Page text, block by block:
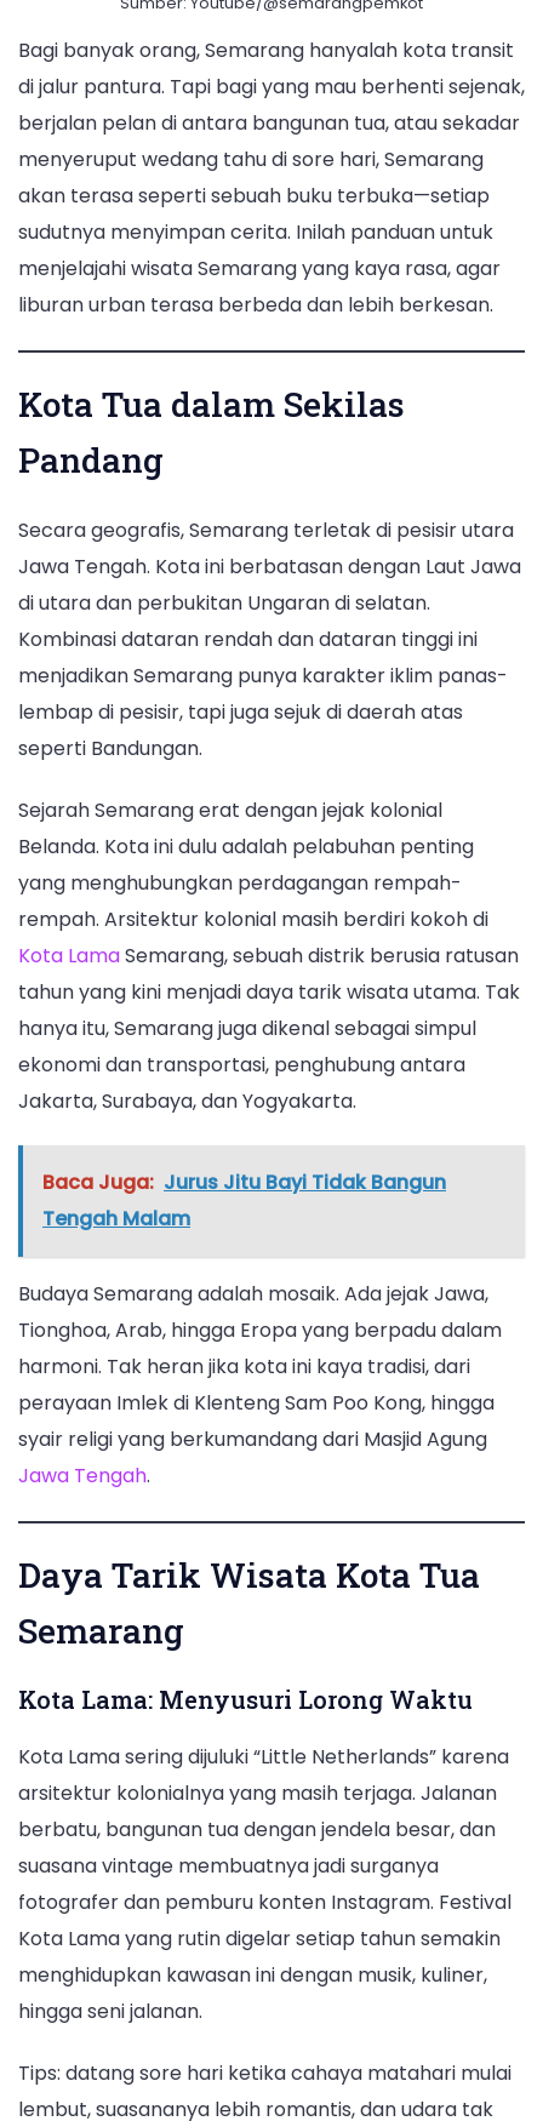
Bagi banyak orang, Semarang hanyalah kota transit
di jalur pantura. Tapi bagi yang mau berhenti sejenak,
berjalan pelan di antara bangunan tua, atau sekadar
menyeruput wedang tahu di sore hari, Semarang
akan terasa seperti sebuah buku terbuka—setiap
sudutnya menyimpan cerita. Inilah panduan untuk
menjelajahi wisata Semarang yang kaya rasa, agar
liburan urban terasa berbeda dan lebih berkesan.
Kota Tua dalam Sekilas
Pandang
Secara geografis, Semarang terletak di pesisir utara
Jawa Tengah. Kota ini berbatasan dengan Laut Jawa
di utara dan perbukitan Ungaran di selatan.
Kombinasi dataran rendah dan dataran tinggi ini
menjadikan Semarang punya karakter iklim panas-
lembap di pesisir, tapi juga sejuk di daerah atas
seperti Bandungan.
Sejarah Semarang erat dengan jejak kolonial
Belanda. Kota ini dulu adalah pelabuhan penting
yang menghubungkan perdagangan rempah-
rempah. Arsitektur kolonial masih berdiri kokoh di
Kota LamaSemarang, sebuah distrik berusia ratusan
tahun yang kini menjadi daya tarik wisata utama. Tak
hanya itu, Semarang juga dikenal sebagai simpul
ekonomi dan transportasi, penghubung antara
Jakarta, Surabaya, dan Yogyakarta.
Baca Juga: Jurus Jitu Bayi Tidak Bangun
Tengah Malam
Budaya Semarang adalah mosaik. Ada jejak Jawa,
Tionghoa, Arab, hingga Eropa yang berpadu dalam
harmoni. Tak heran jika kota ini kaya tradisi, dari
perayaan Imlek di Klenteng Sam Poo Kong, hingga
syair religi yang berkumandang dari Masjid Agung
Jawa Tengah.
Daya Tarik Wisata Kota Tua
Semarang
Kota Lama: Menyusuri Lorong Waktu
Kota Lama sering dijuluki “Little Netherlands” karena
arsitektur kolonialnya yang masih terjaga. Jalanan
berbatu, bangunan tua dengan jendela besar, dan
suasana vintage membuatnya jadi surganya
fotografer dan pemburu konten Instagram. Festival
Kota Lama yang rutin digelar setiap tahun semakin
menghidupkan kawasan ini dengan musik, kuliner,
hingga seni jalanan.
Tips: datang sore hari ketika cahaya matahari mulai
lembut, suasananya lebih romantis, dan udara tak